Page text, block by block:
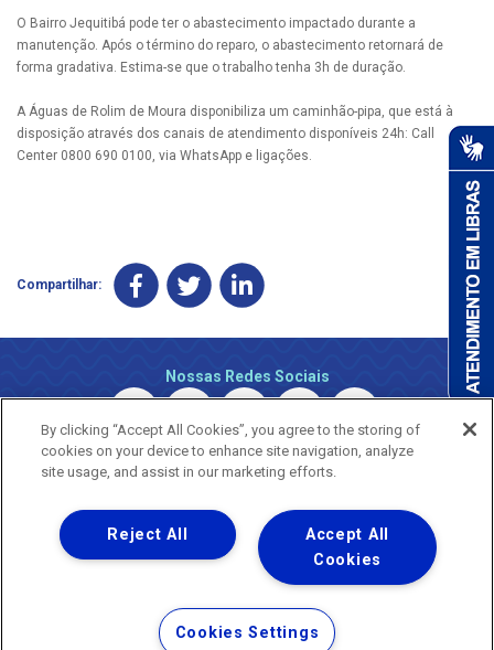
O Bairro Jequitibá pode ter o abastecimento impactado durante a
manutenção. Após o término do reparo, o abastecimento retornará de
forma gradativa. Estima-se que o trabalho tenha 3h de duração.
A Águas de Rolim de Moura disponibiliza um caminhão-pipa, que está à
disposição através dos canais de atendimento disponíveis 24h: Call
Center 0800 690 0100, via WhatsApp e ligações.
Compartilhar:
Nossas Redes Sociais
Copyright © 2026 - Todos os Direitos Reservados.
Nossa natureza movimenta a vida
Termos Gerais de Uso de Sites e Aplicativos
Política de Privacidade e Proteção de Dados
By clicking “Accept All Cookies”, you agree to the storing of
cookies on your device to enhance site navigation, analyze
site usage, and assist in our marketing efforts.
Accept All
Cookies
Reject All
Cookies Settings